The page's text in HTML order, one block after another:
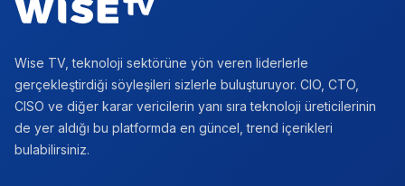
Wise TV, teknoloji sektörüne yön veren liderlerle
gerçekleştirdiği söyleşileri sizlerle buluşturuyor. CIO, CTO,
CISO ve diğer karar vericilerin yanı sıra teknoloji üreticilerinin
de yer aldığı bu platformda en güncel, trend içerikleri
bulabilirsiniz.